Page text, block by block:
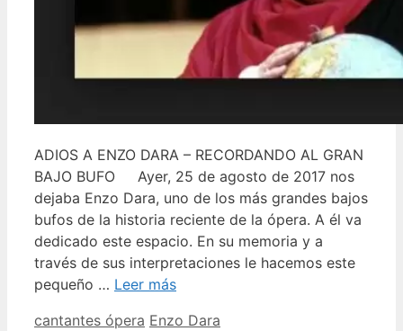
ADIOS A ENZO DARA – RECORDANDO AL GRAN
BAJO BUFO Ayer, 25 de agosto de 2017 nos
dejaba Enzo Dara, uno de los más grandes bajos
bufos de la historia reciente de la ópera. A él va
dedicado este espacio. En su memoria y a
través de sus interpretaciones le hacemos este
pequeño … Leer más
Categorías
cantantes ópera Etiquetas
Enzo Dara